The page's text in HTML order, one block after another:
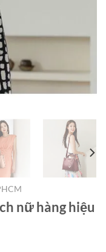
nữ hàng hiệu